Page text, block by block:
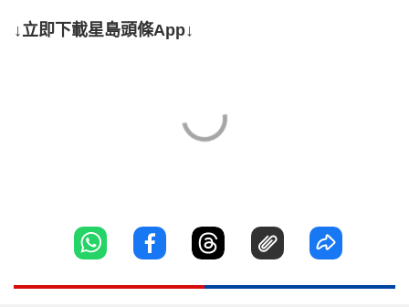
↓立即下載星島頭條App↓